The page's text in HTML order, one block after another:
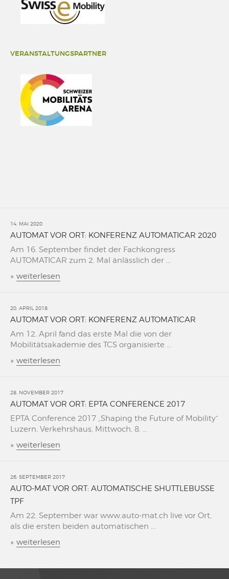
VERANSTALTUNGSPARTNER
14. MAI 2020
AUTOMAT VOR ORT: KONFERENZ AUTOMATICAR 2020
Am 16. September findet der Fachkongress
AUTOMATICAR zum 2. Mal änlässlich der ...
» weiterlesen
20. APRIL 2018
AUTOMAT VOR ORT: KONFERENZ AUTOMATICAR
Am 12. April fand das erste Mal die von der
Mobilitätsakademie des TCS organisierte ...
» weiterlesen
28. NOVEMBER 2017
AUTOMAT VOR ORT: EPTA CONFERENCE 2017
EPTA Conference 2017 „Shaping the Future of Mobility“
Luzern, Verkehrshaus, Mittwoch, 8. ...
» weiterlesen
26. SEPTEMBER 2017
AUTO-MAT VOR ORT: AUTOMATISCHE SHUTTLEBUSSE
TPF
Am 22. September war www.auto-mat.ch live vor Ort,
als die ersten beiden automatischen ...
» weiterlesen